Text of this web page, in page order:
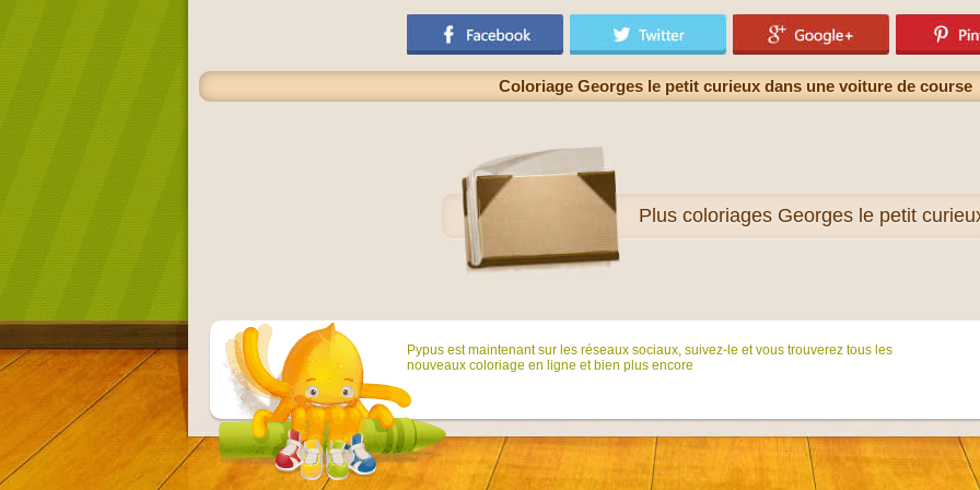
Coloriage Georges le petit curieux dans une voiture de course
Plus coloriages Georges le petit
Pypus est maintenant sur ​​les réseaux sociaux, suivez-le et vous trouverez tous les
nouveaux coloriage en ligne et bien plus encore